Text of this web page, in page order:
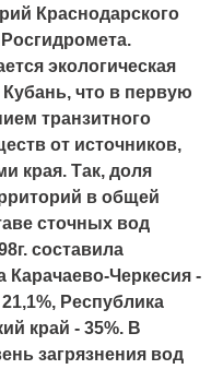
Краснодарского
экологическая
что в первую
транзитного
от источников,
края. Так, доля
в общей
сточных вод
составила
Карачаево-Черкесия -
Республика
край - 35%. В
загрязнения вод